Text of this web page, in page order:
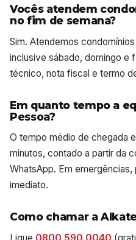
Vocês atendem
no fim de semana?
Sim. Atendemos
inclusive sábado, domingo e
técnico, nota fiscal e termo
Em quanto tempo a
Pessoa?
O tempo médio de chegada
minutos, contado a partir da
WhatsApp. Em
imediato.
Como chamar a